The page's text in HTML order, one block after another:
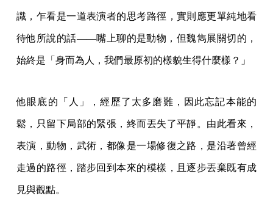
識，乍看是一道表演者的思考路徑，實則應更單純地看
待他所說的話——嘴上聊的是動物，但魏雋展關切的，
始終是「身而為人，我們最原初的樣貌生得什麼樣？」
他眼底的「人」，經歷了太多磨難，因此忘記本能的
鬆，只留下局部的緊張，終而丟失了平靜。由此看來，
表演，動物，武術，都像是一場修復之路，是沿著曾經
走過的路徑，踏步回到本來的模樣，且逐步丟棄既有成
見與觀點。